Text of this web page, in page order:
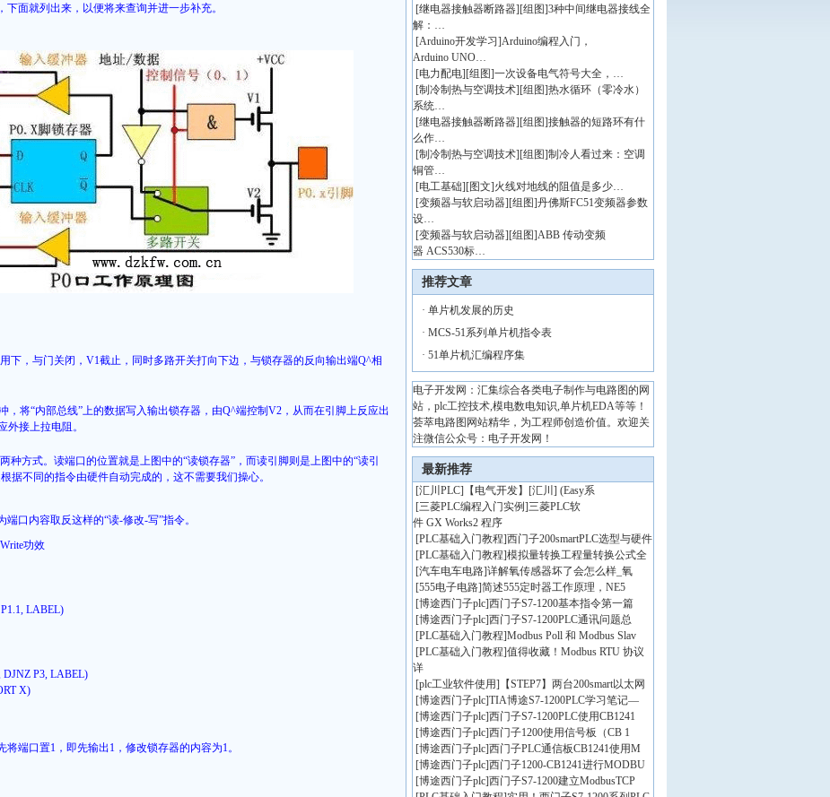
面就列出来，以便将来查询并进一步补充。
下，与门关闭， V1截止，同时多路开关打向下边，与锁存器的反向输出端Q^相
，将“内部总线”上的数据写入输出锁存器，由Q^端控制 V2 ，从而在引脚上反应出
外接上拉电阻。
种方式。读端口的位置就是上图中的“读锁存器”，而读引脚则是上图中的“读引
据不同的指令由硬件自动完成的，这不需要我们操心。
端口内容取反这样的“读-修改-写”指令。
功效
P1.1, LABEL)
DJNZ P3, LABEL)
X)
将端口置1 ，即先输出1 ，修改锁存器的内容为1。
[继电器接触器断路器][组图]3种中间继电器接线全
解：…
[Arduino开发学习 ]Arduino编程入门，
Arduino UNO…
[电力配电][组图]一次设备电气符号大全，…
[制冷制热与空调技术][组图]热水循环（零冷水）
系统…
[继电器接触器断路器][组图]接触器的短路环有什
么作…
[制冷制热与空调技术][组图]制冷人看过来：空调
铜管…
[电工基础][图文]火线对地线的阻值是多少…
[变频器与软启动器][组图]丹佛斯FC51变频器参数
设…
[变频器与软启动器][组图]ABB 传动变频
器 ACS530标…
推荐文章
· 单片机发展的历史
· MCS-51系列单片机指令表
· 51单片机汇编程序集
电子开发网：汇集综合各类电子制作与电路图的网
站，plc工控技术,模电数电知识,单片机EDA等等！
荟萃电路图网站精华，为工程师创造价值。欢迎关
注微信公众号：电子开发网！
最新推荐
[汇川PLC] 【电气开发】[汇川] (Easy系
[三菱PLC编程入门实例]三菱PLC软
件 GX Works2 程序
[PLC基础入门教程]西门子200smartPLC选型与硬件
[PLC基础入门教程]模拟量转换工程量转换公式全
[汽车电车电路]详解氧传感器坏了会怎么样_氧
[555电子电路]简述555定时器工作原理，NE5
[博途西门子plc]西门子S7-1200基本指令第一篇
[博途西门子plc]西门子S7-1200PLC通讯问题总
[PLC基础入门教程]Modbus Poll 和 Modbus Slav
[PLC基础入门教程]值得收藏！Modbus RTU 协议
详
[plc工业软件使用] 【STEP7】两台200smart以太网
[博途西门子plc]TIA博途S7-1200PLC学习笔记—
[博途西门子plc]西门子S7-1200PLC使用CB1241
[博途西门子plc]西门子1200使用信号板（CB 1
[博途西门子plc]西门子PLC通信板CB1241使用M
[博途西门子plc]西门子1200-CB1241进行MODBU
[博途西门子plc]西门子S7-1200建立ModbusTCP